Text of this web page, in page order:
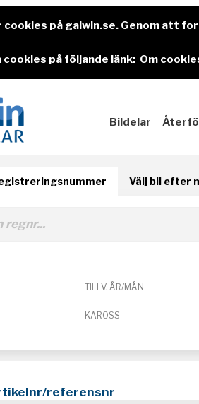
cookies på galwin.se. Genom att
cookies på följande länk: Om
Bildelar
Välj bil efter
TILLV. ÅR/MÅN
KAROSS
referensnr